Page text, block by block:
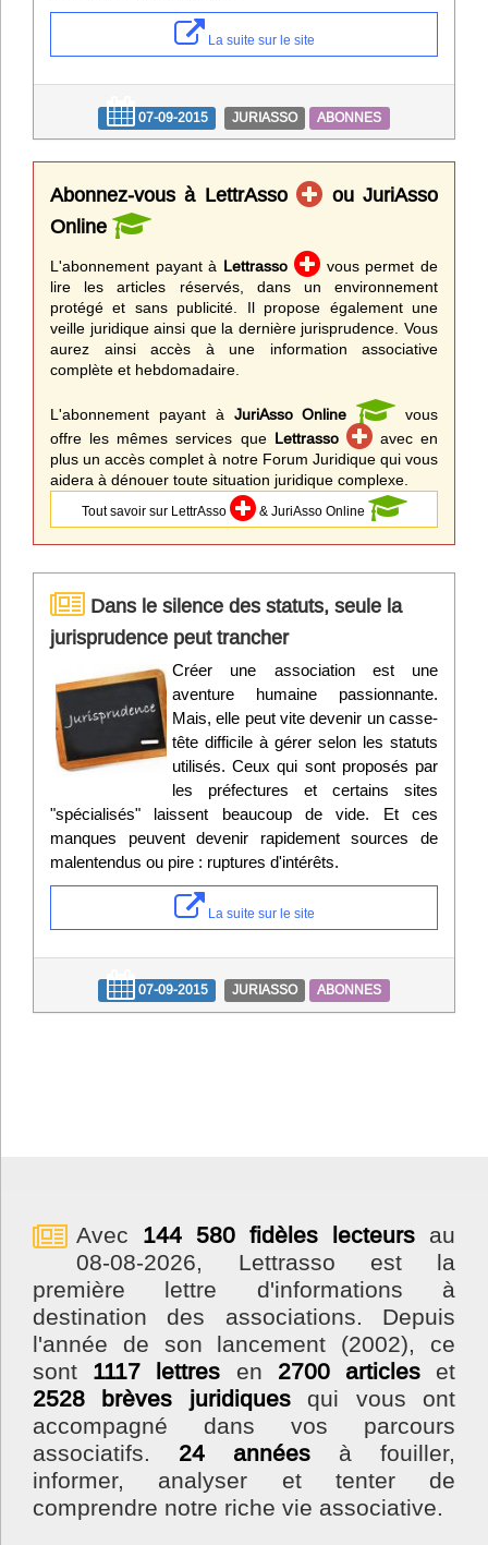
La suite sur le site
07-09-2015 JURIASSO ABONNES
Abonnez-vous à LettrAsso
ou JuriAsso
Online
L'abonnement payant à Lettrasso
vous permet de
lire les articles réservés, dans un environnement
protégé et sans publicité. Il propose également une
veille juridique ainsi que la dernière jurisprudence. Vous
aurez ainsi accès à une information associative
complète et hebdomadaire.
L'abonnement payant à JuriAsso Online
vous
offre les mêmes services que Lettrasso
avec en
plus un accès complet à notre Forum Juridique qui vous
aidera à dénouer toute situation juridique complexe.
Tout savoir sur LettrAsso & JuriAsso Online
Dans le silence des statuts, seule la
jurisprudence peut trancher
Créer une association est une
aventure humaine passionnante.
Mais, elle peut vite devenir un casse-
tête difficile à gérer selon les statuts
utilisés. Ceux qui sont proposés par
les préfectures et certains sites
"spécialisés" laissent beaucoup de vide. Et ces
manques peuvent devenir rapidement sources de
malentendus ou pire : ruptures d'intérêts.
La suite sur le site
07-09-2015 JURIASSO ABONNES
Avec 144 580 fidèles lecteurs au
08-08-2026, Lettrasso est la
première lettre d'informations à
destination des associations. Depuis
l'année de son lancement (2002), ce
sont 1117 lettres en 2700 articleset
2528 brèves juridiquesqui vous ont
accompagné dans vos parcours
associatifs. 24 années à fouiller,
informer, analyser et tenter de
comprendre notre riche vie associative.